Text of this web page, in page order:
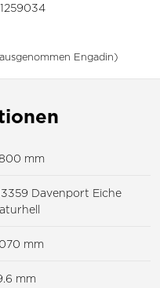
Engadin)
mm
Davenport Eiche
mm
mm